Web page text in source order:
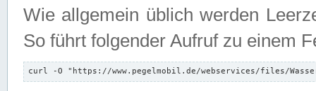
Wie allgemein üblich werden
So führt folgender Aufruf zu einem
curl -O "https://www.pegelmobil.de/webservices/files/